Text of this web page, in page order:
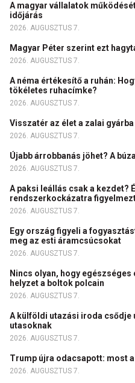
A magyar vállalatok
időjárás
2026. AUGUSZTUS 7.
Magyar Péter szerint ezt
2026. AUGUSZTUS 7.
A néma értékesítő a ruhán:
tökéletes ruhacímke?
2026. AUGUSZTUS 7.
Visszatér az élet a zalai gyárba
2026. AUGUSZTUS 7.
Újabb árrobbanás jöhet? A
2026. AUGUSZTUS 7.
A paksi leállás csak a kezdet?
rendszerkockázatra
2026. AUGUSZTUS 7.
Egy ország figyeli a
meg az esti áramcsúcsokat
2026. AUGUSZTUS 7.
Nincs olyan, hogy
helyzet a boltok polcain
2026. AUGUSZTUS 7.
A külföldi utazási iroda csődje
utasoknak
2026. AUGUSZTUS 7.
Trump újra odacsapott: most
2026. AUGUSZTUS 7.